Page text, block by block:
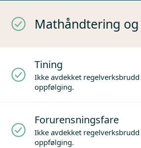
Mathåndtering
Tining
Ikke avdekket
oppfølging.
Forurensningsfare
Ikke avdekket
oppfølging.